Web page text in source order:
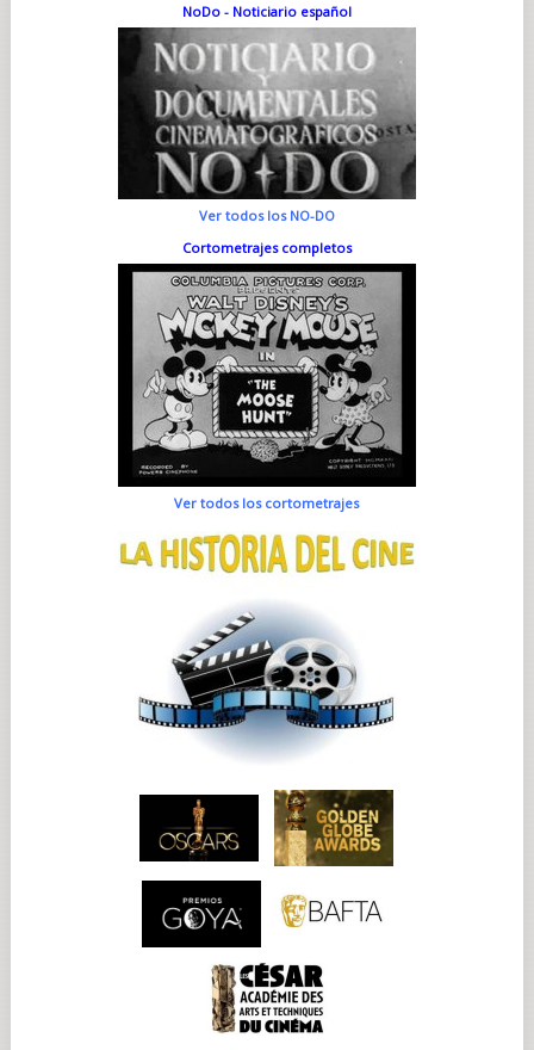
NoDo - Noticiario español
Ver todos los NO-DO
Cortometrajes completos
Ver todos los cortometrajes